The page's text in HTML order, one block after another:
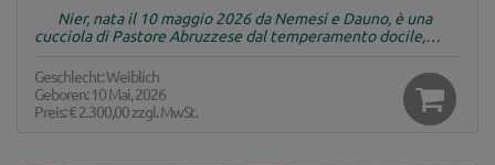
Nier, nata il 10 maggio 2026 da Nemesi e Dauno, è una
cucciola di Pastore Abruzzese dal temperamento docile,…
Geschlecht: Weiblich
Geboren: 10 Mai, 2026
Preis:€ 2.300,00zzgl. MwSt.